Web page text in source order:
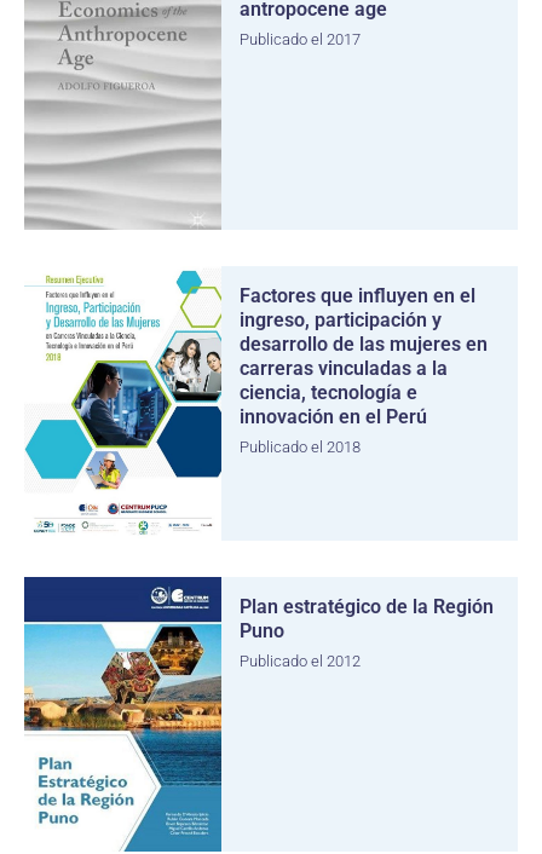
antropocene age
Publicado el 2017
Factores que influyen en el
ingreso, participación y
desarrollo de las mujeres en
carreras vinculadas a la
ciencia, tecnología e
innovación en el Perú
Publicado el 2018
Plan estratégico de la Región
Puno
Publicado el 2012